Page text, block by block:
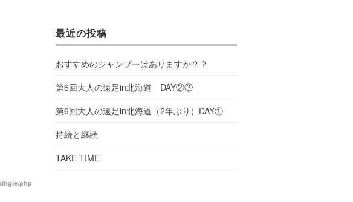
最近の投稿
おすすめのシャンプーはありますか？？
第6回大人の遠足in北海道 DAY②③
第6回大人の遠足in北海道（2年ぶり）DAY①
持続と継続
TAKE TIME